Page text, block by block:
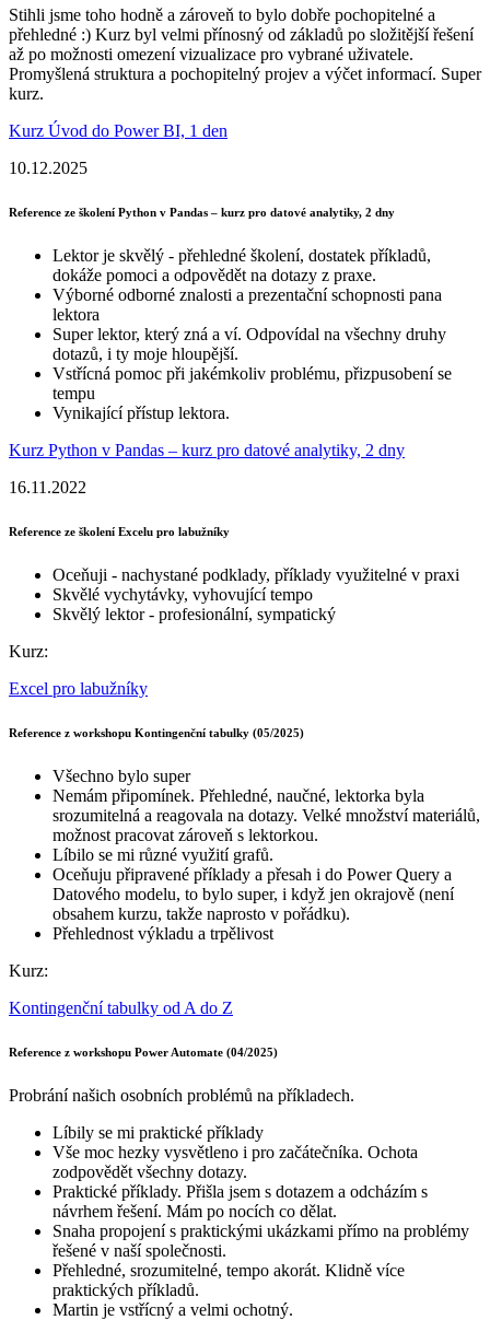
Stihli jsme toho hodně a zároveň to bylo dobře pochopitelné a
přehledné :) Kurz byl velmi přínosný od základů po složitější řešení
až po možnosti omezení vizualizace pro vybrané uživatele.
Promyšlená struktura a pochopitelný projev a výčet informací. Super
kurz.
Kurz Úvod do Power BI, 1 den
10.12.2025
Reference ze školení Python v Pandas – kurz pro datové analytiky, 2 dny
Lektor je skvělý - přehledné školení, dostatek příkladů,
dokáže pomoci a odpovědět na dotazy z praxe.
Výborné odborné znalosti a prezentační schopnosti pana
lektora
Super lektor, který zná a ví. Odpovídal na všechny druhy
dotazů, i ty moje hloupější.
Vstřícná pomoc při jakémkoliv problému, přizpusobení se
tempu
Vynikající přístup lektora.
Kurz Python v Pandas – kurz pro datové analytiky, 2 dny
16.11.2022
Reference ze školení Excelu pro labužníky
Oceňuji - nachystané podklady, příklady využitelné v praxi
Skvělé vychytávky, vyhovující tempo
Skvělý lektor - profesionální, sympatický
Kurz:
Excel pro labužníky
Reference z workshopu Kontingenční tabulky (05/2025)
Všechno bylo super
Nemám připomínek. Přehledné, naučné, lektorka byla
srozumitelná a reagovala na dotazy. Velké množství materiálů,
možnost pracovat zároveň s lektorkou.
Líbilo se mi různé využití grafů.
Oceňuju připravené příklady a přesah i do Power Query a
Datového modelu, to bylo super, i když jen okrajově (není
obsahem kurzu, takže naprosto v pořádku).
Přehlednost výkladu a trpělivost
Kurz:
Kontingenční tabulky od A do Z
Reference z workshopu Power Automate (04/2025)
Probrání našich osobních problémů na příkladech.
Líbily se mi praktické příklady
Vše moc hezky vysvětleno i pro začátečníka. Ochota
zodpovědět všechny dotazy.
Praktické příklady. Přišla jsem s dotazem a odcházím s
návrhem řešení. Mám po nocích co dělat.
Snaha propojení s praktickými ukázkami přímo na problémy
řešené v naší společnosti.
Přehledné, srozumitelné, tempo akorát. Klidně více
praktických příkladů.
Martin je vstřícný a velmi ochotný.